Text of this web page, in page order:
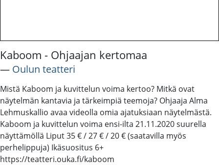
Kaboom - Ohjaajan kertomaa
― Oulun teatteri
Mistä Kaboom ja kuvittelun voima kertoo? Mitkä ovat
näytelmän kantavia ja tärkeimpiä teemoja? Ohjaaja Alma
Lehmuskallio avaa videolla omia ajatuksiaan näytelmästä.
Kaboom ja kuvittelun voima ensi-ilta 21.11.2020 suurella
näyttämöllä Liput 35 € / 27 € / 20 € (saatavilla myös
perhelippuja) Ikäsuositus 6+
https://teatteri.ouka.fi/kaboom